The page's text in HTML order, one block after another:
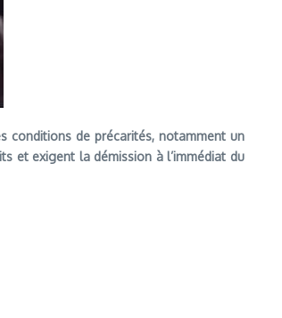
conditions de précarités, notamment un
et exigent la démission à l’immédiat du